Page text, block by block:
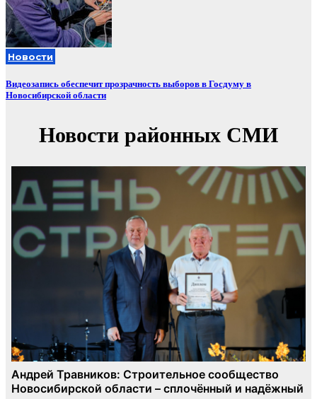
Новости
Видеозапись обеспечит прозрачность выборов в Госдуму в
Новосибирской области